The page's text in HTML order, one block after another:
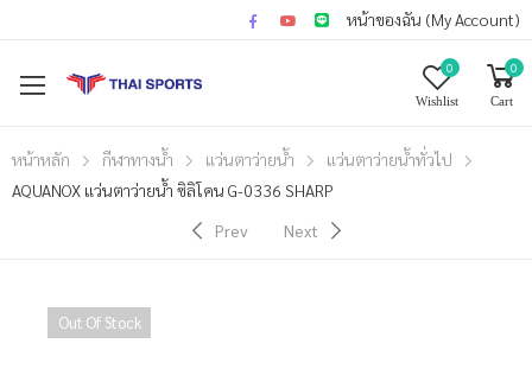
หน้าของฉัน (My Account)
0
Wishlist
0
Cart
หน้าหลัก กีฬาทางน้ำ แว่นตาว่ายน้ำ
แว่นตาว่ายน้ำทั่วไป
AQUANOX แว่นตาว่ายน้ำ ซิลิโคน G-0336 SHARP
Prev
Next
Out Of Stock